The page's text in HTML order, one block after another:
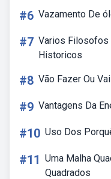
#6 Vazamento De
#7 Varios Filosofos
Historicos
#8 Vão Fazer Ou
#9 Vantagens Da
#10 Uso Dos
#11 Uma Malha
Quadrados